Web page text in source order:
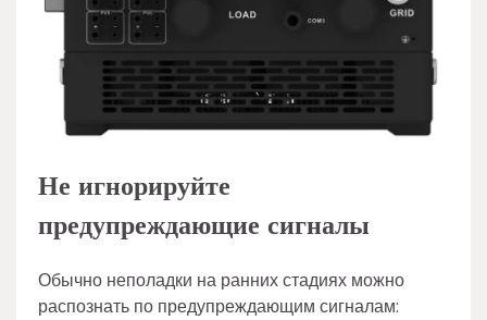
Не игнорируйте
предупреждающие сигналы
Обычно неполадки на ранних стадиях можно
распознать по предупреждающим сигналам: